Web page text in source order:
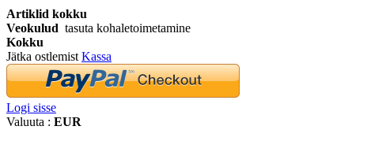
Artiklid kokku
Veokulud tasuta kohaletoimetamine
Kokku
Jätka ostlemistKassa
Logi sisse
Valuuta : EUR